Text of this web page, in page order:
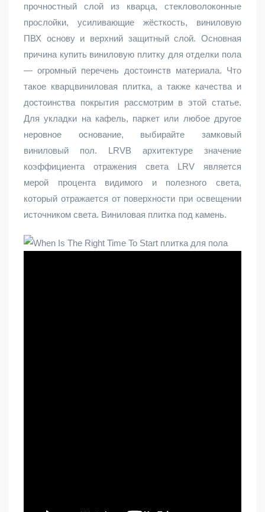
прочностный слой из кварца, стекловолоконные
прослойки, усиливающие жёсткость, виниловую
ПВХ основу и верхний защитный слой. Основная
причина купить виниловую плитку для отделки пола
— огромный перечень достоинств материала. Что
такое кварцвиниловая плитка, а также качества и
достоинства покрытия рассмотрим в этой статье.
Для укладки на кафель, паркет или любое другое
неровное основание, выбирайте замковый
виниловый пол. LRVВ архитектуре значение
коэффициента отражения света LRV является
мерой процента видимого и полезного света,
который отражается от поверхности при освещении
источником света. Виниловая плитка под камень.